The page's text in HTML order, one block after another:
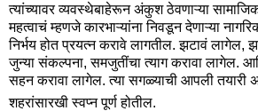
त्यांच्यावर व्यवस्थेबाहेरून अंकुश ठेवणाऱ्या
महत्वाचं म्हणजे कारभाऱ्यांना निवडून देणाऱ्या
निर्भय होत प्रयत्न करावे लागतील. झटावं लागेल,
जुन्या संकल्पना, समजुतींचा त्याग करावा लागेल.
सहन करावा लागेल. त्या सगळ्याची आपली तयारी
शहरांसारखी स्वप्न पूर्ण होतील.